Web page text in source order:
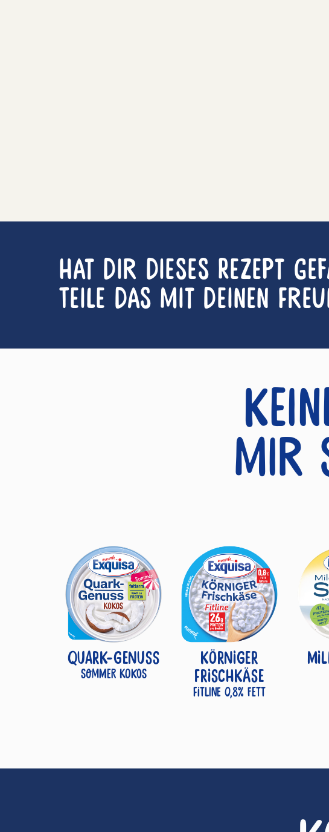
Hat dir dieses Rezept
Teile das mit deinen
mir
QUARK-GENUSS
Sommer Kokos
KÖRNIGER
FRISCHKÄSE
Fitline 0,8% Fett